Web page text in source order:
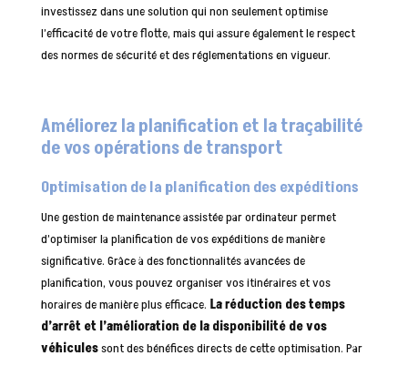
investissez dans une solution qui non seulement optimise
l’efficacité de votre flotte, mais qui assure également le respect
des normes de sécurité et des réglementations en vigueur.
Améliorez la planification et la traçabilité
de vos opérations de transport
Optimisation de la planification des expéditions
Une gestion de maintenance assistée par ordinateur permet
d’optimiser la planification de vos expéditions de manière
significative. Grâce à des fonctionnalités avancées de
planification, vous pouvez organiser vos itinéraires et vos
horaires de manière plus efficace. La réduction des temps
d’arrêt et l’amélioration de la disponibilité de vos
véhiculessont des bénéfices directs de cette optimisation. Par